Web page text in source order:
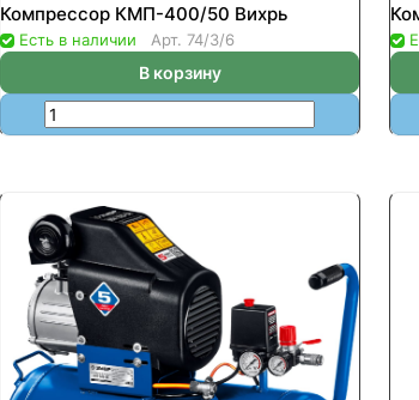
Компрессор КМП-400/50 Вихрь
Есть в наличии Арт. 74/3/6
В корзину